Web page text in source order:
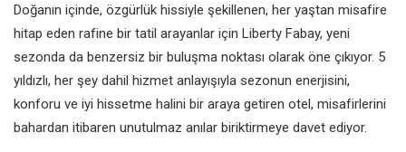
Doğanın içinde, özgürlük hissiyle şekillenen, her yaştan misafire
hitap eden rafine bir tatil arayanlar için Liberty Fabay, yeni
sezonda da benzersiz bir buluşma noktası olarak öne çıkıyor. 5
yıldızlı, her şey dahil hizmet anlayışıyla sezonun enerjisini,
konforu ve iyi hissetme halini bir araya getiren otel, misafirlerini
bahardan itibaren unutulmaz anılar biriktirmeye davet ediyor.